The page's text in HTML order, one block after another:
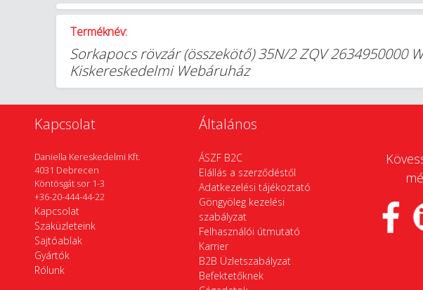
Terméknév:
Sorkapocs rövzár (összekötő) 35N/2 ZQV
Kiskereskedelmi Webáruház
Kapcsolat
Daniella Kereskedelmi Kft.
4031 Debrecen
Köntösgát sor 1-3
+36-20-444-44-22
Kapcsolat
Szaküzleteink
Sajtóablak
Gyártók
Rólunk
Általános
ÁSZF B2C
Elállás a szerződéstől
Adatkezelési tájékoztató
Göngyöleg kezelési
szabályzat
Felhasználói útmutató
Karrier
B2B Üzletszabályzat
Befektetőknek